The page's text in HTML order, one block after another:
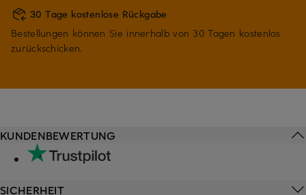
30 Tage kostenlose Rückgabe
Bestellungen können Sie innerhalb von 30 Tagen kostenlos
zurückschicken.
KUNDENBEWERTUNG
SICHERHEIT